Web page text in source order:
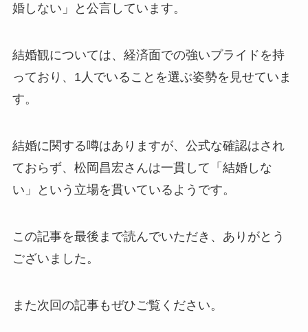
婚しない」と公言しています。
結婚観については、経済面での強いプライドを持
っており、1人でいることを選ぶ姿勢を見せていま
す。
結婚に関する噂はありますが、公式な確認はされ
ておらず、松岡昌宏さんは一貫して「結婚しな
い」という立場を貫いているようです。
この記事を最後まで読んでいただき、ありがとう
ございました。
また次回の記事もぜひご覧ください。